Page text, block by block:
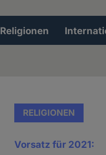
Religionen
RELIGIONEN
Vorsatz für 2021: